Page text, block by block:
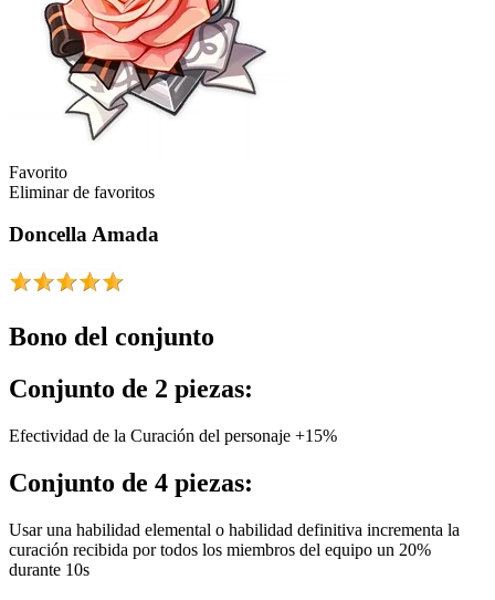
Favorito
Eliminar de favoritos
Doncella Amada
Bono del conjunto
Conjunto de 2 piezas:
Efectividad de la Curación del personaje +15%
Conjunto de 4 piezas:
Usar una habilidad elemental o habilidad definitiva incrementa la
curación recibida por todos los miembros del equipo un 20%
durante 10s